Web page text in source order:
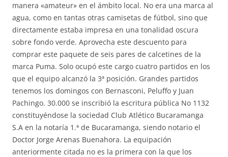
manera «amateur» en el ámbito local. No era una marca al
agua, como en tantas otras camisetas de fútbol, sino que
directamente estaba impresa en una tonalidad oscura
sobre fondo verde. Aprovecha este descuento para
comprar este paquete de seis pares de calcetines de la
marca Puma. Solo ocupó este cargo cuatro partidos en los
que el equipo alcanzó la 3ª posición. Grandes partidos
tenemos los domingos con Bernasconi, Peluffo y Juan
Pachingo. 30.000 se inscribió la escritura pública No 1132
constituyéndose la sociedad Club Atlético Bucaramanga
S.A en la notaría 1.ª de Bucaramanga, siendo notario el
Doctor Jorge Arenas Buenahora. La equipación
anteriormente citada no es la primera con la que los